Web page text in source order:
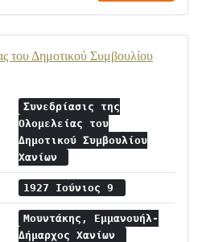
του Δημοτικού Συμβουλίου
Συνεδρίασις της
Ολομελείας του
Δημοτικού Συμβουλίου
Χανίων
1927 Ιούνιος 9
Μουντάκης, Εμμανουήλ-
Δήμαρχος Χανίων